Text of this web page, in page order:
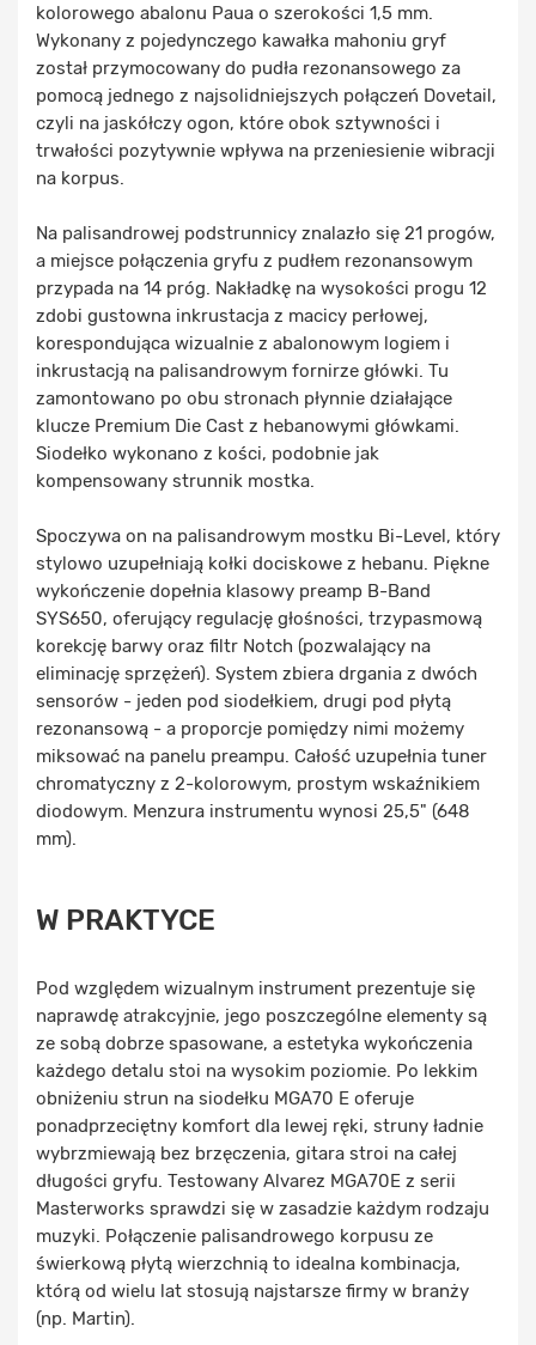
kolorowego abalonu Paua o szerokości 1,5 mm.
Wykonany z pojedynczego kawałka mahoniu gryf
został przymocowany do pudła rezonansowego za
pomocą jednego z najsolidniejszych połączeń Dovetail,
czyli na jaskółczy ogon, które obok sztywności i
trwałości pozytywnie wpływa na przeniesienie wibracji
na korpus.
Na palisandrowej podstrunnicy znalazło się 21 progów,
a miejsce połączenia gryfu z pudłem rezonansowym
przypada na 14 próg. Nakładkę na wysokości progu 12
zdobi gustowna inkrustacja z macicy perłowej,
korespondująca wizualnie z abalonowym logiem i
inkrustacją na palisandrowym fornirze główki. Tu
zamontowano po obu stronach płynnie działające
klucze Premium Die Cast z hebanowymi główkami.
Siodełko wykonano z kości, podobnie jak
kompensowany strunnik mostka.
Spoczywa on na palisandrowym mostku Bi-Level, który
stylowo uzupełniają kołki dociskowe z hebanu. Piękne
wykończenie dopełnia klasowy preamp B-Band
SYS650, oferujący regulację głośności, trzypasmową
korekcję barwy oraz filtr Notch (pozwalający na
eliminację sprzężeń). System zbiera drgania z dwóch
sensorów - jeden pod siodełkiem, drugi pod płytą
rezonansową - a proporcje pomiędzy nimi możemy
miksować na panelu preampu. Całość uzupełnia tuner
chromatyczny z 2-kolorowym, prostym wskaźnikiem
diodowym. Menzura instrumentu wynosi 25,5" (648
mm).
W PRAKTYCE
Pod względem wizualnym instrument prezentuje się
naprawdę atrakcyjnie, jego poszczególne elementy są
ze sobą dobrze spasowane, a estetyka wykończenia
każdego detalu stoi na wysokim poziomie. Po lekkim
obniżeniu strun na siodełku MGA70 E oferuje
ponadprzeciętny komfort dla lewej ręki, struny ładnie
wybrzmiewają bez brzęczenia, gitara stroi na całej
długości gryfu. Testowany Alvarez MGA70E z serii
Masterworks sprawdzi się w zasadzie każdym rodzaju
muzyki. Połączenie palisandrowego korpusu ze
świerkową płytą wierzchnią to idealna kombinacja,
którą od wielu lat stosują najstarsze firmy w branży
(np. Martin).